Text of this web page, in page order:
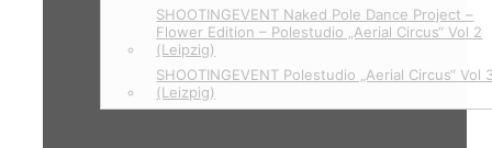
SHOOTINGEVENT Naked Pole Dance Project –
Flower Edition – Polestudio „Aerial Circus“ Vol 2
(Leipzig)
SHOOTINGEVENT Polestudio „Aerial Circus“ Vol
(Leizpig)